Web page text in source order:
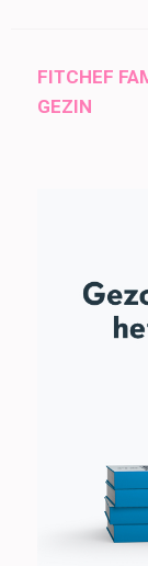
FITCHEF
GEZIN